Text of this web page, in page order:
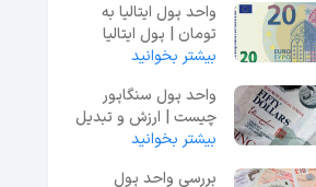
واحد پول ایتالیا به
تومان | پول ایتالیا
بیشتر بخوانید
واحد پول سنگاپور
چیست | ارزش و تبدیل
به تومان و دلار + عکس
بیشتر بخوانید
بررسی واحد پول